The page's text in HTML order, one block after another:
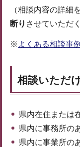
（相談内容の詳細
断り させていただ
※ よくある相談事例
相談いただ
県内在住または
県内に事務所の
県内に事業所の